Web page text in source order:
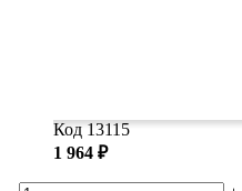
Код 13115
1 964 ₽